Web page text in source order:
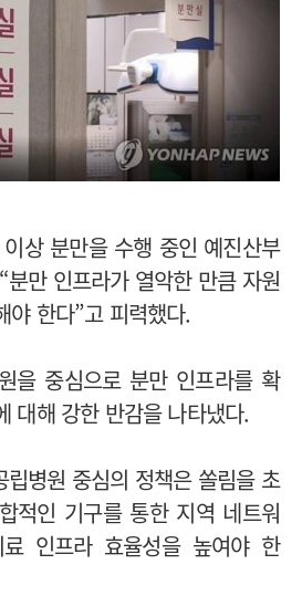
상 분만을 수행 중인 예진산부
만 인프라가 열악한 만큼 자원
야 한다”고 피력했다.
을 중심으로 분만 인프라를 확
대해 강한 반감을 나타냈다.
립병원 중심의 정책은 쏠림을 초
적인 기구를 통한 지역 네트워
인프라 효율성을 높여야 한